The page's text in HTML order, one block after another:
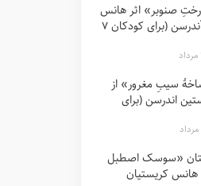
صنوبر» اثر هانس
کریستیان آندرسن (برای کودکان 7
سیبِ مغرور» از
اندرسن (برای
«سوسک اصطبل
کریستیان